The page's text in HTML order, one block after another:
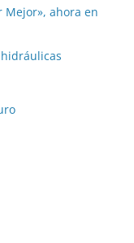
Mejor», ahora en